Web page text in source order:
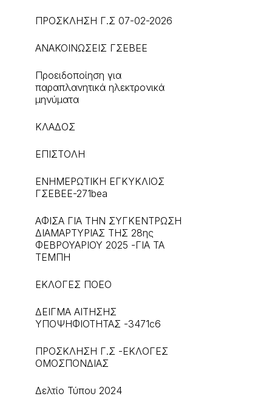
ΠΡΟΣΚΛΗΣΗ Γ.Σ 07-02-2026
ΑΝΑΚΟΙΝΩΣΕΙΣ ΓΣΕΒΕΕ
Προειδοποίηση για
παραπλανητικά ηλεκτρονικά
μηνύματα
ΚΛΑΔΟΣ
ΕΠΙΣΤΟΛΗ
ΕΝΗΜΕΡΩΤΙΚΗ ΕΓΚΥΚΛΙΟΣ
ΓΣΕΒΕΕ-271bea
ΑΦΙΣΑ ΓΙΑ ΤΗΝ ΣΥΓΚΕΝΤΡΩΣΗ
ΔΙΑΜΑΡΤΥΡΙΑΣ ΤΗΣ 28ης
ΦΕΒΡΟΥΑΡΙΟΥ 2025 -ΓΙΑ ΤΑ
ΤΕΜΠΗ
ΕΚΛΟΓΕΣ ΠΟΕΟ
ΔΕΙΓΜΑ ΑΙΤΗΣΗΣ
ΥΠΟΨΗΦΙΟΤΗΤΑΣ -3471c6
ΠΡΟΣΚΛΗΣΗ Γ.Σ -ΕΚΛΟΓΕΣ
ΟΜΟΣΠΟΝΔΙΑΣ
Δελτίο Τύπου 2024